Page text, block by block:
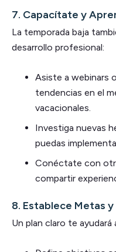
7. Capacítate y
La temporada baja
desarrollo profesional:
Asiste a webinars
tendencias en el
vacacionales.
Investiga nuevas
puedas
Conéctate con
compartir
8. Establece Metas
Un plan claro te